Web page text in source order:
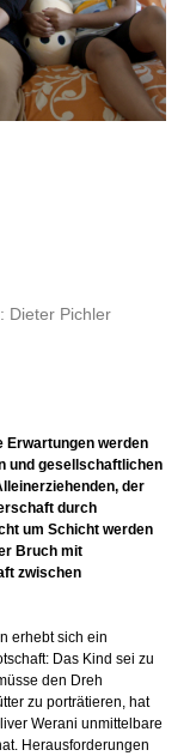
Dieter Pichler
Erwartungen werden
und gesellschaftlichen
der
durch
um Schicht werden
Bruch mit
zwischen
erhebt sich ein
Das Kind sei zu
den Dreh
zu porträtieren, hat
Werani unmittelbare
Herausforderungen